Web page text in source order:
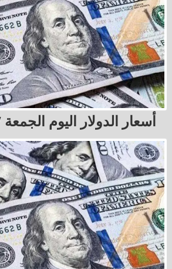
أسعار الدولار اليوم الجمعة 7 أغسطس